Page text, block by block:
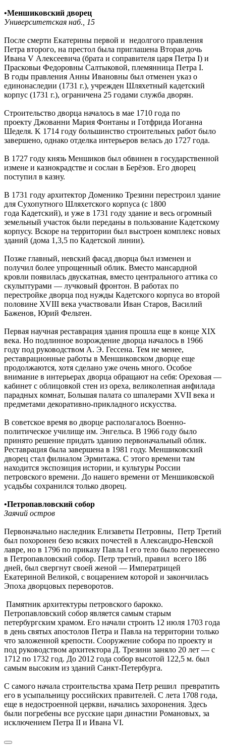
•Меншиковский дворец
Университетская наб., 15
После смерти Екатерины первой и недолгого правления
Петра второго, на престол была приглашена Вторая дочь
Ивана V Алексеевича (брата и соправителя царя Петра I) и
Прасковьи Федоровны Салтыковой, племянница Петра I.
В годы правления Анны Ивановны был отменен указ о
единонаследии (1731 г.), учрежден Шляхетный кадетский
корпус (1731 г.), ограничена 25 годами служба дворян.
Строительство дворца началось в мае 1710 года по
проекту Джованни Мария Фонтаны и Готфрида Иоганна
Шеделя. K 1714 году большинство строительных работ было
завершено, однако отделка интерьеров велась до 1727 года.
В 1727 году князь Меншиков был обвинен в государственной
измене и казнокрадстве и сослан в Берёзов. Его дворец
поступил в казну.
В 1731 году архитектор Доменико Трезини перестроил здание
для Сухопутного Шляхетского корпуса (с 1800
года Кадетский), и уже в 1731 году здание и весь огромный
земельный участок были переданы в пользование Кадетскому
корпусу. Вскоре на территории был выстроен комплекс новых
зданий (дома 1,3,5 по Кадетской линии).
Позже главный, невский фасад дворца был изменен и
получил более упрощенный облик. Вместо мансардной
кровли появилась двускатная, вместо центрального аттика со
скульптурами — лучковый фронтон. В работах по
перестройке дворца под нужды Кадетского корпуса во второй
половине XVIII века участвовали Иван Старов, Василий
Баженов, Юрий Фельтен.
Первая научная реставрация здания прошла еще в конце XIX
века. Но подлинное возрождение дворца началось в 1966
году под руководством А. Э. Гессена. Тем не менее,
реставрационные работы в Меншиковском дворце еще
продолжаются, хотя сделано уже очень много. Особое
внимание в интерьерах дворца обращают на себя: Ореховая —
кабинет с облицовкой стен из ореха, великолепная анфилада
парадных комнат, Большая палата со шпалерами XVII века и
предметами декоративно-прикладного искусства.
В советское время во дворце располагалось Военно-
политическое училище им. Энгельса. В 1966 году было
принято решение придать зданию первоначальный облик.
Реставрация была завершена в 1981 году. Меншиковский
дворец стал филиалом Эрмитажа. С этого времени там
находится экспозиция истории, и культуры России
петровского времени. До нашего времени от Меншиковской
усадьбы сохранился только дворец.
•Петропавловский собор
Заячий остров
Первоначально наследник Елизаветы Петровны, Петр Третий
был похоронен безо всяких почестей в Александро-Невской
лавре, но в 1796 по приказу Павла I его тело было перенесено
в Петропавловский собор. Петр третий, правил всего 186
дней, был свергнут своей женой — Императрицей
Екатериной Великой, с воцарением которой и закончилась
Эпоха дворцовых переворотов.
Памятник архитектуры петровского барокко.
Петропавловский собор является самым старым
петербургским храмом. Его начали строить 12 июля 1703 года
в день святых апостолов Петра и Павла на территории только
что заложенной крепости. Сооружение собора по проекту и
под руководством архитектора Д. Трезини заняло 20 лет — с
1712 по 1732 год. До 2012 года собор высотой 122,5 м. был
самым высоким из зданий Санкт-Петербурга.
С самого начала строительства храма Петр решил превратить
его в усыпальницу российских правителей. С лета 1708 года,
еще в недостроенной церкви, начались захоронения. Здесь
были погребены все русские цари династии Романовых, за
исключением Петра II и Ивана VI.